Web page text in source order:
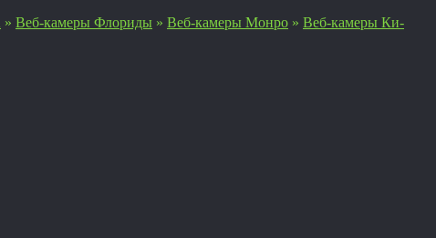
» Веб-камеры Флориды » Веб-камеры Монро » Веб-камеры Ки-